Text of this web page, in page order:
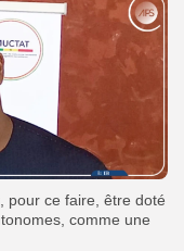
pour ce faire, être doté
comme une